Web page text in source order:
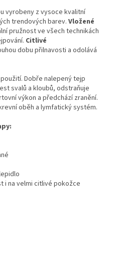
vyrobeny z vysoce kvalitní
trendových barev. Vložené
pružnost ve všech technikách
Citlivé
dobu přilnavosti a odolává
Dobře nalepený tejp
svalů a kloubů, odstraňuje
výkon a předchází zranění.
oběh a lymfatický systém.
i na velmi citlivé pokožce